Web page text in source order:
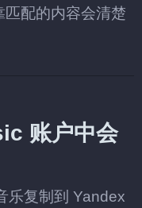
配的内容会清楚
账户中会
乐复制到 Yandex